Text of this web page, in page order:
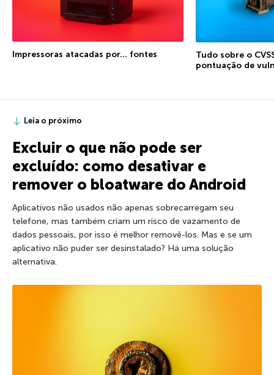
Impressoras atacadas por… fontes
Tudo sobre o
pontuação de
Leia o próximo
Excluir o que não pode ser
excluído: como desativar e
remover o bloatware do Android
Aplicativos não usados não apenas sobrecarregam seu
telefone, mas também criam um risco de vazamento de
dados pessoais, por isso é melhor removê-los. Mas e se um
aplicativo não puder ser desinstalado? Há uma solução
alternativa.